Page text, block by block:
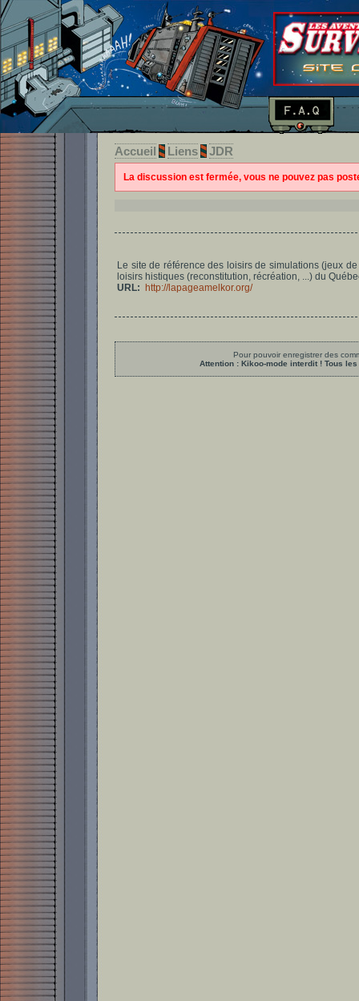
Accueil Liens JDR
La discussion est fermée, vous ne pouvez pas
Le site de référence des loisirs de simulations (jeux
loisirs histiques (reconstitution, récréation, ...) du
URL:
http://lapageamelkor.org/
Pour pouvoir enregistrer des
Attention : Kikoo-mode interdit ! Tous